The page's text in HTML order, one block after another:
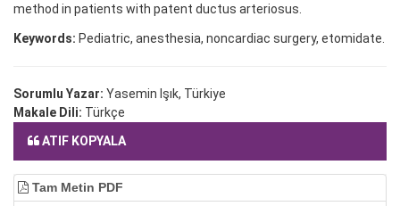
method in patients with patent ductus arteriosus.
Keywords: Pediatric, anesthesia, noncardiac surgery, etomidate.
Sorumlu Yazar: Yasemin Işık, Türkiye
Makale Dili: Türkçe
ATIF KOPYALA
Tam Metin PDF